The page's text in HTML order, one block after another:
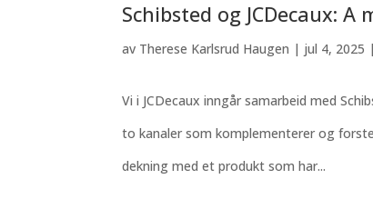
Schibsted og JCDecaux:
av Therese Karlsrud Haugen | jul 4, 2025
Vi i JCDecaux inngår samarbeid med
to kanaler som komplementerer og
dekning med et produkt som har...